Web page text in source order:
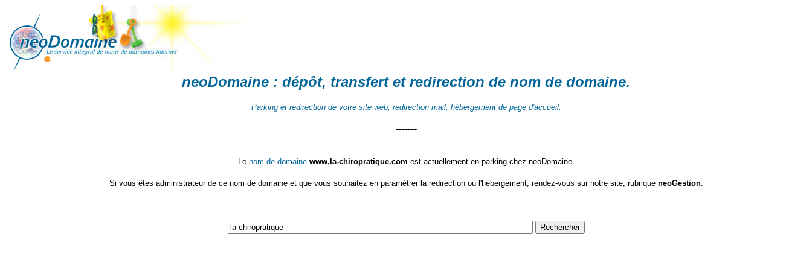
neoDomaine : dépôt, transfert et redirection de nom de domaine.
Parking et redirection de votre site web, redirection mail, hébergement de page d'accueil.
-------
Le nom de domaine www.la-chiropratique.com est actuellement en parking chez neoDomaine.
Si vous êtes administrateur de ce nom de domaine et que vous souhaitez en paramétrer la redirection ou l'hébergement, rendez-vous sur notre site, rubrique neoGestion.